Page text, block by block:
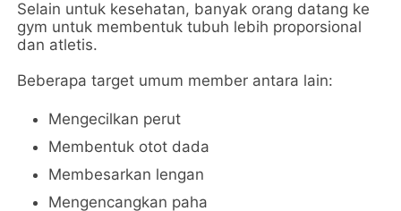
Selain untuk kesehatan, banyak orang datang ke
gym untuk membentuk tubuh lebih proporsional
dan atletis.
Beberapa target umum member antara lain:
Mengecilkan perut
Membentuk otot dada
Membesarkan lengan
Mengencangkan paha